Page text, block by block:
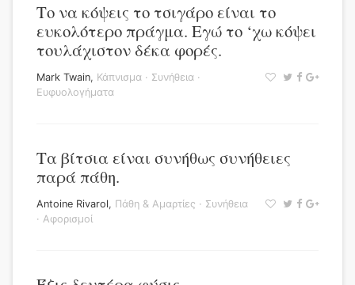
Το να κόψεις το τσιγάρο είναι το
ευκολότερο πράγμα. Εγώ το ‘χω κόψει
τουλάχιστον δέκα φορές.
Mark Twain, Κάπνισμα · Συνήθεια ·
Ευφυολογήματα
Τα βίτσια είναι συνήθως συνήθειες
παρά πάθη.
Antoine Rivarol, Πάθη & Αμαρτίες · Συνήθεια
· Αφορισμοί